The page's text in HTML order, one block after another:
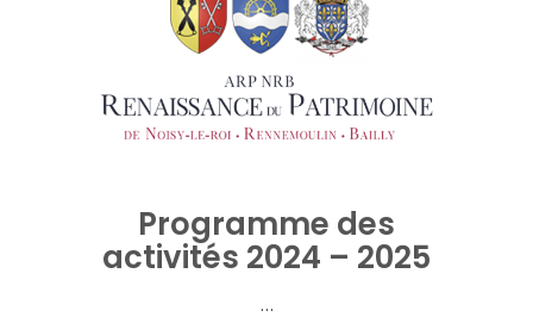
Programme des
activités 2024 – 2025
…